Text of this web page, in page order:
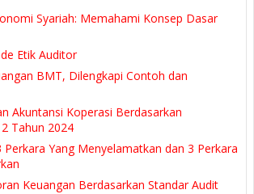
Syariah: Memahami Konsep Dasar
Etik Auditor
BMT, Dilengkapi Contoh dan
Akuntansi Koperasi Berdasarkan
Tahun 2024
Perkara Yang Menyelamatkan dan 3 Perkara
Keuangan Berdasarkan Standar Audit